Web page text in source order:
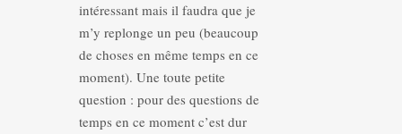
intéressant mais il faudra que je
m’y replonge un peu (beaucoup
de choses en même temps en ce
moment). Une toute petite
question : pour des questions de
temps en ce moment c’est dur